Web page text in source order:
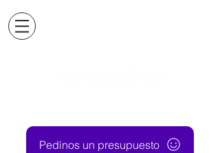
Pedínos un presupuesto